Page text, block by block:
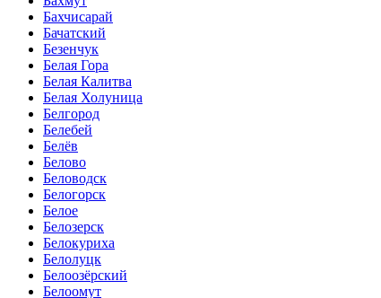
Бахчисарай
Бачатский
Безенчук
Белая Гора
Белая Калитва
Белая Холуница
Белгород
Белебей
Белёв
Белово
Беловодск
Белогорск
Белое
Белозерск
Белокуриха
Белолуцк
Белоозёрский
Белоомут